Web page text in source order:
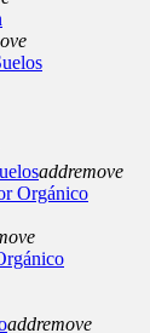
addremove
Orgánico
addremove